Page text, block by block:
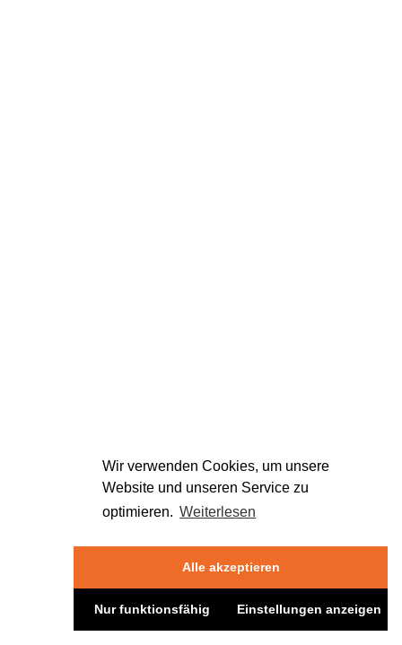
Wir verwenden Cookies, um unsere
Website und unseren Service zu
optimieren. Weiterlesen
Alle akzeptieren
Nur funktionsfähig Einstellungen anzeigen